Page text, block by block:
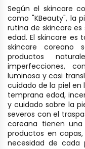
Según el skincare
como "KBeauty", la
rutina de skincare
edad. El skincare es
skincare coreano
productos
imperfecciones,
luminosa y casi
cuidado de la piel
temprana edad,
y cuidado sobre la
severos con el
coreana tienen una
productos en capas
necesidad de cada